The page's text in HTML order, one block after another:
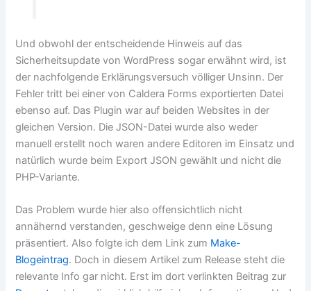
Und obwohl der entscheidende Hinweis auf das
Sicherheitsupdate von WordPress sogar erwähnt wird, ist
der nachfolgende Erklärungsversuch völliger Unsinn. Der
Fehler tritt bei einer von Caldera Forms exportierten Datei
ebenso auf. Das Plugin war auf beiden Websites in der
gleichen Version. Die JSON-Datei wurde also weder
manuell erstellt noch waren andere Editoren im Einsatz und
natürlich wurde beim Export JSON gewählt und nicht die
PHP-Variante.
Das Problem wurde hier also offensichtlich nicht
annähernd verstanden, geschweige denn eine Lösung
präsentiert. Also folgte ich dem Link zum Make-
Blogeintrag. Doch in diesem Artikel zum Release steht die
relevante Info gar nicht. Erst im dort verlinkten Beitrag zur